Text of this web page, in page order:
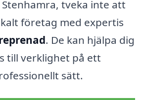
tveka inte att
företag med expertis
. De kan hjälpa dig
till verklighet på ett
sätt.